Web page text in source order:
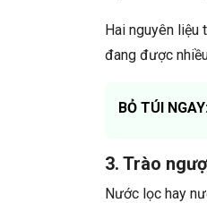
Hai nguyên liệu
đang được
BỎ TÚI
3. Trào
Nước lọc hay